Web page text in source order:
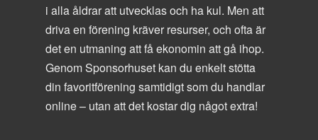
i alla åldrar att utvecklas och ha kul. Men att
driva en förening kräver resurser, och ofta är
det en utmaning att få ekonomin att gå ihop.
Genom Sponsorhuset kan du enkelt stötta
din favoritförening samtidigt som du handlar
online – utan att det kostar dig något extra!